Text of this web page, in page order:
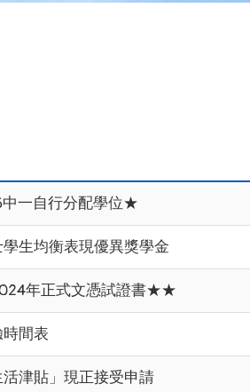
一自行分配學位★
生均衡表現優異獎學金
年正式文憑試證書★★
間表
活津貼」現正接受申請